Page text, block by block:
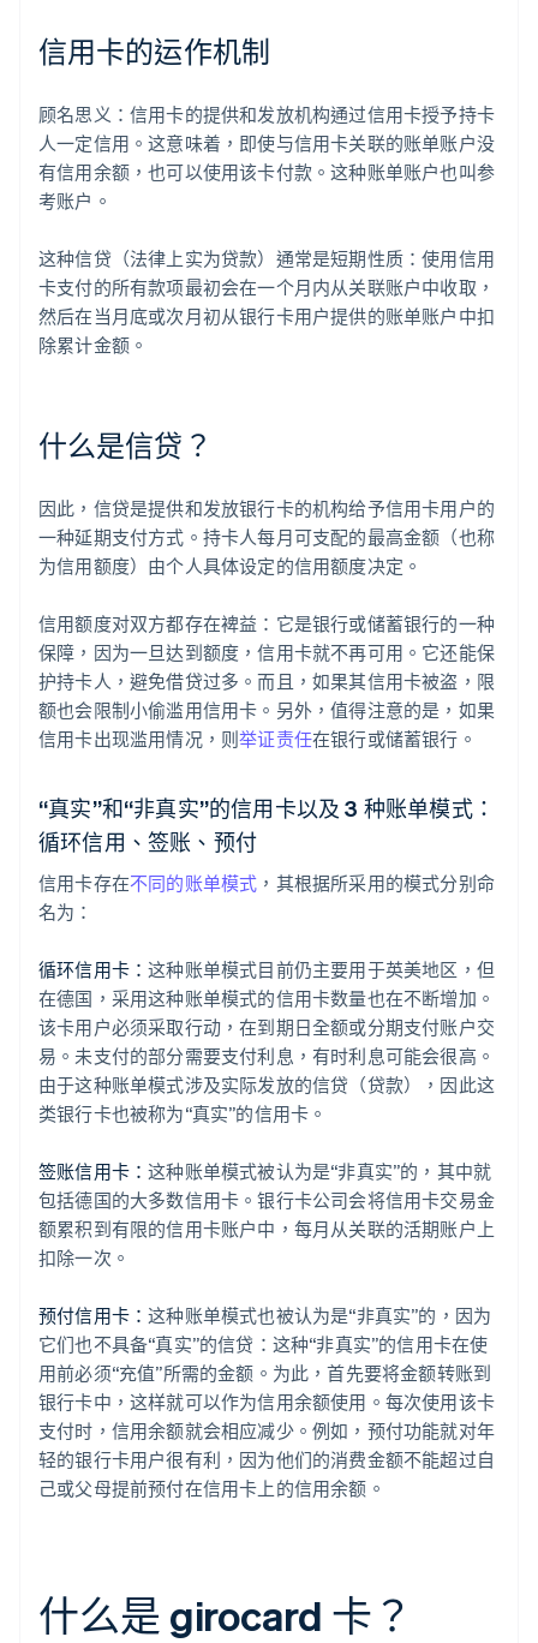
信用卡的运作机制
顾名思义：信用卡的提供和发放机构通过信用卡授予持卡
人一定信用。这意味着，即使与信用卡关联的账单账户没
有信用余额，也可以使用该卡付款。这种账单账户也叫参
考账户。
这种信贷（法律上实为贷款）通常是短期性质：使用信用
卡支付的所有款项最初会在一个月内从关联账户中收取，
然后在当月底或次月初从银行卡用户提供的账单账户中扣
除累计金额。
什么是信贷？
因此，信贷是提供和发放银行卡的机构给予信用卡用户的
一种延期支付方式。持卡人每月可支配的最高金额（也称
为信用额度）由个人具体设定的信用额度决定。
信用额度对双方都存在裨益：它是银行或储蓄银行的一种
保障，因为一旦达到额度，信用卡就不再可用。它还能保
护持卡人，避免借贷过多。而且，如果其信用卡被盗，限
额也会限制小偷滥用信用卡。另外，值得注意的是，如果
信用卡出现滥用情况，则举证责任在银行或储蓄银行。
“真实”和“非真实”的信用卡以及 3 种账单模式：
循环信用、签账、预付
信用卡存在不同的账单模式 ，其根据所采用的模式分别命
名为：
循环信用卡：这种账单模式目前仍主要用于英美地区，但
在德国，采用这种账单模式的信用卡数量也在不断增加。
该卡用户必须采取行动，在到期日全额或分期支付账户交
易。未支付的部分需要支付利息，有时利息可能会很高。
由于这种账单模式涉及实际发放的信贷（贷款），因此这
类银行卡也被称为“真实”的信用卡。
签账信用卡：这种账单模式被认为是“非真实”的，其中就
包括德国的大多数信用卡。银行卡公司会将信用卡交易金
额累积到有限的信用卡账户中，每月从关联的活期账户上
扣除一次。
预付信用卡：这种账单模式也被认为是“非真实”的，因为
它们也不具备“真实”的信贷：这种“非真实”的信用卡在使
用前必须“充值”所需的金额。为此，首先要将金额转账到
银行卡中，这样就可以作为信用余额使用。每次使用该卡
支付时，信用余额就会相应减少。例如，预付功能就对年
轻的银行卡用户很有利，因为他们的消费金额不能超过自
己或父母提前预付在信用卡上的信用余额。
什么是 girocard 卡？